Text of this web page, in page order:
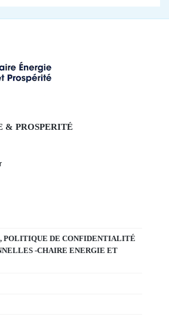
& PROSPERITÉ
POLITIQUE DE CONFIDENTIALITÉ
-CHAIRE ENERGIE ET